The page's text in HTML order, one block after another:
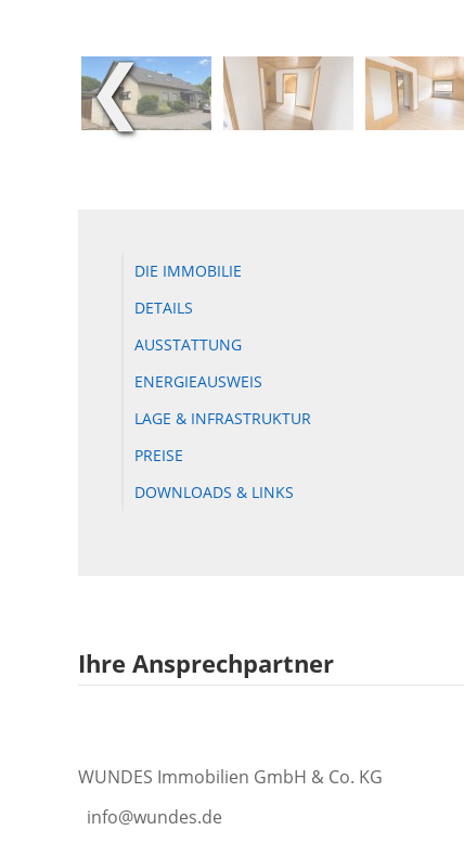
❮
DIE IMMOBILIE
DETAILS
AUSSTATTUNG
ENERGIEAUSWEIS
LAGE & INFRASTRUKTUR
PREISE
DOWNLOADS & LINKS
Ihre Ansprechpartner
WUNDES Immobilien GmbH & Co. KG
info@wundes.de